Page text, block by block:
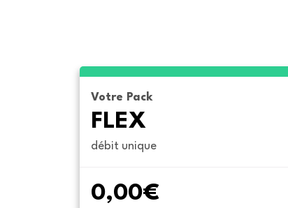
Votre Pack
FLEX
débit unique
0,00€